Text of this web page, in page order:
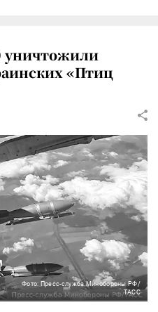
уничтожили
«Птиц
Фото: Пресс-служба Минобороны РФ/
ТАСС